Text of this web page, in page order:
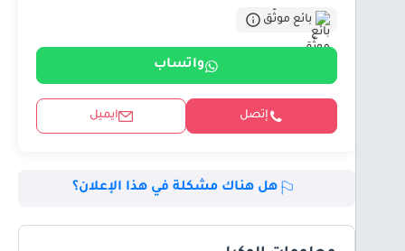
بائع موثّق
واتساب
إتصل ايميل
هل هناك مشكلة في هذا الإعلان؟